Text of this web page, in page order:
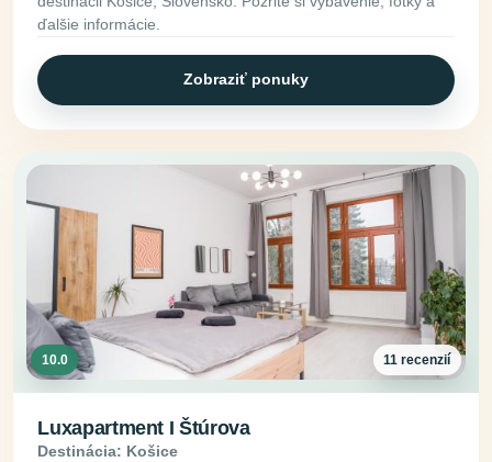
ďalšie informácie.
Zobraziť ponuky
10.0 11 recenzií
Luxapartment I Štúrova
Destinácia: Košice